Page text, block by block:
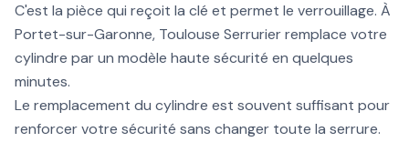
C'est la pièce qui reçoit la clé et permet le verrouillage. À
Portet-sur-Garonne, Toulouse Serrurier remplace votre
cylindre par un modèle haute sécurité en quelques
minutes.
Le remplacement du cylindre est souvent suffisant pour
renforcer votre sécurité sans changer toute la serrure.